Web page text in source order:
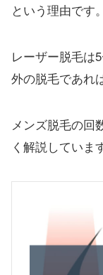
という理由です。
レーザー脱毛は
外の脱毛であれ
メンズ脱毛の回
く解説していま